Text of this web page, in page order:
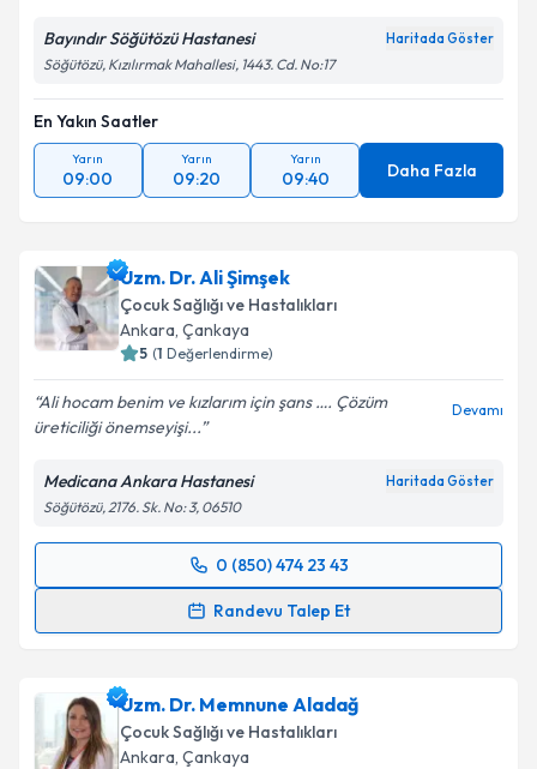
Takvim Talebini Gönder
Bayındır Söğütözü Hastanesi Haritada Göster
Söğütözü, Kızılırmak Mahallesi, 1443. Cd. No:17
En Yakın Saatler
Yarın
09:00
Yarın
09:20
Yarın
09:40 Daha Fazla
Uzm. Dr. Ali Şimşek
Çocuk Sağlığı ve Hastalıkları
Ankara, Çankaya
5 (1 Değerlendirme)
Ali hocam benim ve kızlarım için şans …. Çözüm
üreticiliği önemseyişi...
Devamı
Medicana Ankara Hastanesi Haritada Göster
Söğütözü, 2176. Sk. No: 3, 06510
0 (850) 474 23 43
Randevu Talep Et
Randevu Takvimi Talebi
takvim hazırlandığında e-posta ile bilgilendireceğiz.
E-posta Adresiniz
Uzm. Dr. Memnune Aladağ
Çocuk Sağlığı ve Hastalıkları
Ankara, Çankaya